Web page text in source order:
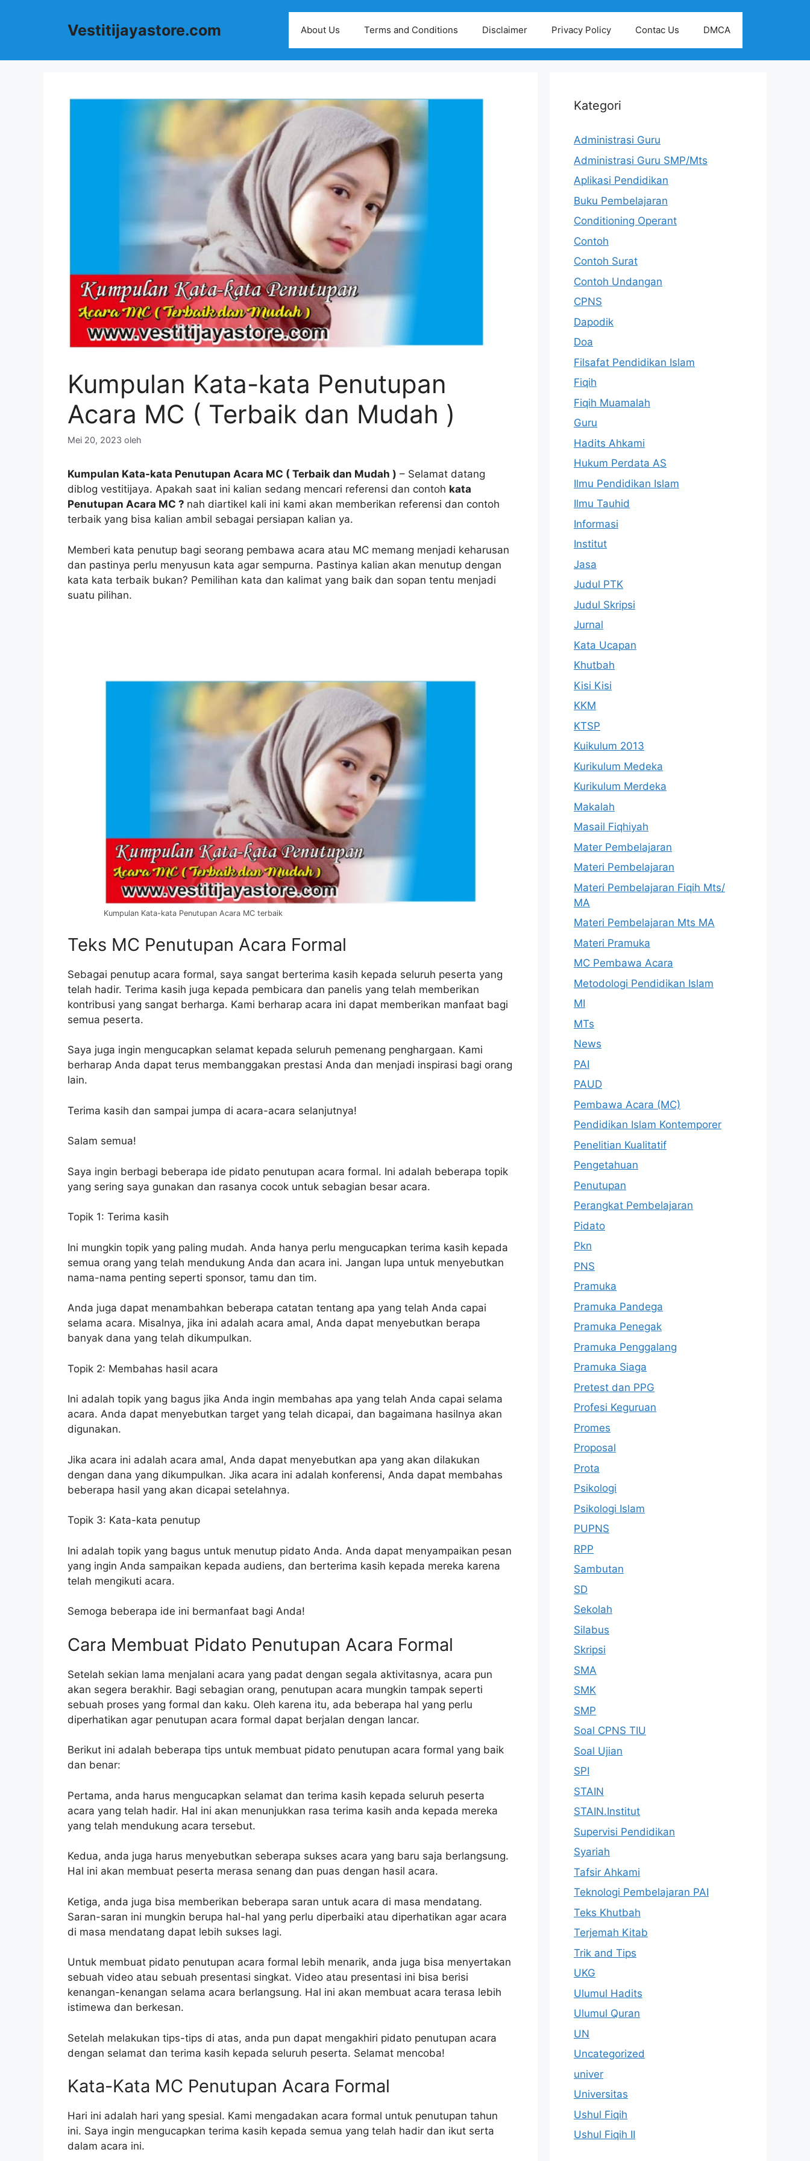
Vestitijayastore.com About Us Terms and Conditions Disclaimer Privacy Policy Contac Us DMCA
Kumpulan Kata-kata Penutupan
Acara MC ( Terbaik dan Mudah )
Mei 20, 2023 oleh
Kumpulan Kata-kata Penutupan Acara MC ( Terbaik dan Mudah ) – Selamat datang
diblog vestitijaya. Apakah saat ini kalian sedang mencari referensi dan contoh kata
Penutupan Acara MC ? nah diartikel kali ini kami akan memberikan referensi dan contoh
terbaik yang bisa kalian ambil sebagai persiapan kalian ya.
Memberi kata penutup bagi seorang pembawa acara atau MC memang menjadi keharusan
dan pastinya perlu menyusun kata agar sempurna. Pastinya kalian akan menutup dengan
kata kata terbaik bukan? Pemilihan kata dan kalimat yang baik dan sopan tentu menjadi
suatu pilihan.
Kumpulan Kata-kata Penutupan Acara MC terbaik
Teks MC Penutupan Acara Formal
Sebagai penutup acara formal, saya sangat berterima kasih kepada seluruh peserta yang
telah hadir. Terima kasih juga kepada pembicara dan panelis yang telah memberikan
kontribusi yang sangat berharga. Kami berharap acara ini dapat memberikan manfaat bagi
semua peserta.
Saya juga ingin mengucapkan selamat kepada seluruh pemenang penghargaan. Kami
berharap Anda dapat terus membanggakan prestasi Anda dan menjadi inspirasi bagi orang
lain.
Terima kasih dan sampai jumpa di acara-acara selanjutnya!
Salam semua!
Saya ingin berbagi beberapa ide pidato penutupan acara formal. Ini adalah beberapa topik
yang sering saya gunakan dan rasanya cocok untuk sebagian besar acara.
Topik 1: Terima kasih
Ini mungkin topik yang paling mudah. Anda hanya perlu mengucapkan terima kasih kepada
semua orang yang telah mendukung Anda dan acara ini. Jangan lupa untuk menyebutkan
nama-nama penting seperti sponsor, tamu dan tim.
Anda juga dapat menambahkan beberapa catatan tentang apa yang telah Anda capai
selama acara. Misalnya, jika ini adalah acara amal, Anda dapat menyebutkan berapa
banyak dana yang telah dikumpulkan.
Topik 2: Membahas hasil acara
Ini adalah topik yang bagus jika Anda ingin membahas apa yang telah Anda capai selama
acara. Anda dapat menyebutkan target yang telah dicapai, dan bagaimana hasilnya akan
digunakan.
Jika acara ini adalah acara amal, Anda dapat menyebutkan apa yang akan dilakukan
dengan dana yang dikumpulkan. Jika acara ini adalah konferensi, Anda dapat membahas
beberapa hasil yang akan dicapai setelahnya.
Topik 3: Kata-kata penutup
Ini adalah topik yang bagus untuk menutup pidato Anda. Anda dapat menyampaikan pesan
yang ingin Anda sampaikan kepada audiens, dan berterima kasih kepada mereka karena
telah mengikuti acara.
Semoga beberapa ide ini bermanfaat bagi Anda!
Cara Membuat Pidato Penutupan Acara Formal
​Setelah sekian lama menjalani acara yang padat dengan segala aktivitasnya, acara pun
akan segera berakhir. Bagi sebagian orang, penutupan acara mungkin tampak seperti
sebuah proses yang formal dan kaku. Oleh karena itu, ada beberapa hal yang perlu
diperhatikan agar penutupan acara formal dapat berjalan dengan lancar.
Berikut ini adalah beberapa tips untuk membuat pidato penutupan acara formal yang baik
dan benar:
Pertama, anda harus mengucapkan selamat dan terima kasih kepada seluruh peserta
acara yang telah hadir. Hal ini akan menunjukkan rasa terima kasih anda kepada mereka
yang telah mendukung acara tersebut.
Kedua, anda juga harus menyebutkan seberapa sukses acara yang baru saja berlangsung.
Hal ini akan membuat peserta merasa senang dan puas dengan hasil acara.
Ketiga, anda juga bisa memberikan beberapa saran untuk acara di masa mendatang.
Saran-saran ini mungkin berupa hal-hal yang perlu diperbaiki atau diperhatikan agar acara
di masa mendatang dapat lebih sukses lagi.
Untuk membuat pidato penutupan acara formal lebih menarik, anda juga bisa menyertakan
sebuah video atau sebuah presentasi singkat. Video atau presentasi ini bisa berisi
kenangan-kenangan selama acara berlangsung. Hal ini akan membuat acara terasa lebih
istimewa dan berkesan.
Setelah melakukan tips-tips di atas, anda pun dapat mengakhiri pidato penutupan acara
dengan selamat dan terima kasih kepada seluruh peserta. Selamat mencoba!
Kata-Kata MC Penutupan Acara Formal
​Hari ini adalah hari yang spesial. Kami mengadakan acara formal untuk penutupan tahun
ini. Saya ingin mengucapkan terima kasih kepada semua yang telah hadir dan ikut serta
dalam acara ini.
Kategori
Administrasi Guru
Administrasi Guru SMP/Mts
Aplikasi Pendidikan
Buku Pembelajaran
Conditioning Operant
Contoh
Contoh Surat
Contoh Undangan
CPNS
Dapodik
Doa
Filsafat Pendidikan Islam
Fiqih
Fiqih Muamalah
Guru
Hadits Ahkami
Hukum Perdata AS
Ilmu Pendidikan Islam
Ilmu Tauhid
Informasi
Institut
Jasa
Judul PTK
Judul Skripsi
Jurnal
Kata Ucapan
Khutbah
Kisi Kisi
KKM
KTSP
Kuikulum 2013
Kurikulum Medeka
Kurikulum Merdeka
Makalah
Masail Fiqhiyah
Mater Pembelajaran
Materi Pembelajaran
Materi Pembelajaran Fiqih Mts/
MA
Materi Pembelajaran Mts MA
Materi Pramuka
MC Pembawa Acara
Metodologi Pendidikan Islam
MI
MTs
News
PAI
PAUD
Pembawa Acara (MC)
Pendidikan Islam Kontemporer
Penelitian Kualitatif
Pengetahuan
Penutupan
Perangkat Pembelajaran
Pidato
Pkn
PNS
Pramuka
Pramuka Pandega
Pramuka Penegak
Pramuka Penggalang
Pramuka Siaga
Pretest dan PPG
Profesi Keguruan
Promes
Proposal
Prota
Psikologi
Psikologi Islam
PUPNS
RPP
Sambutan
SD
Sekolah
Silabus
Skripsi
SMA
SMK
SMP
Soal CPNS TIU
Soal Ujian
SPI
STAIN
STAIN.Institut
Supervisi Pendidikan
Syariah
Tafsir Ahkami
Teknologi Pembelajaran PAI
Teks Khutbah
Terjemah Kitab
Trik and Tips
UKG
Ulumul Hadits
Ulumul Quran
UN
Uncategorized
univer
Universitas
Ushul Fiqih
Ushul Fiqih II